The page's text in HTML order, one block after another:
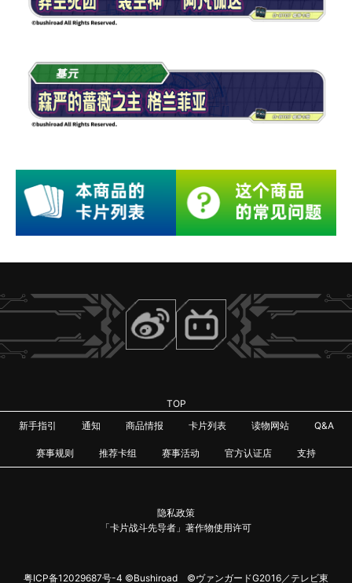
TOP
新手指引
通知 商品情报 卡片列表 读物网站 Q&A
赛事规则 推荐卡组 赛事活动 官方认证店 支持
隐私政策
「卡片战斗先导者」著作物使用许可
粤ICP备12029687号-4 ©Bushiroad ©ヴァンガードG2016／テレビ東